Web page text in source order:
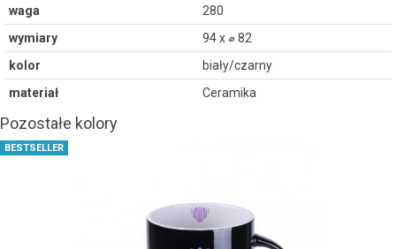
waga
280
wymiary
94 x ⌀ 82
kolor
biały/czarny
materiał
Ceramika
Pozostałe kolory
BESTSELLER